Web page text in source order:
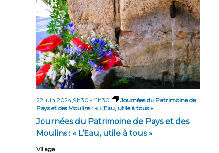
Journées du Patrimoine de Pays et des
Moulins : « L’Eau, utile à tous »
22 juin 2024,9h30 - 11h30
Journées du Patrimoine de
Pays et des Moulins : « L’Eau, utile à tous »
Village